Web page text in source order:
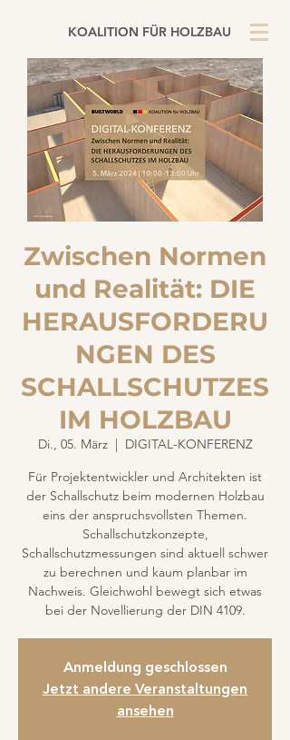
KOALITION FÜR HOLZBAU
Zwischen Normen
und Realität: DIE
HERAUSFORDERU
NGEN DES
SCHALLSCHUTZES
IM HOLZBAU
Di., 05. März
  |
DIGITAL-KONFERENZ
Für Projektentwickler und Architekten ist
der Schallschutz beim modernen Holzbau
eins der anspruchsvollsten Themen.
Schallschutzkonzepte,
Schallschutzmessungen sind aktuell schwer
zu berechnen und kaum planbar im
Nachweis. Gleichwohl bewegt sich etwas
bei der Novellierung der DIN 4109.
Anmeldung geschlossen
Jetzt andere Veranstaltungen
ansehen